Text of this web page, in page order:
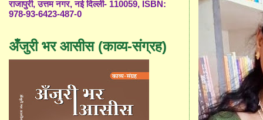
राजापुरी, उत्तम नगर, नई दिल्ली- 110059, ISBN:
978-93-6423-487-0
अँजुरी भर आसीस (काव्य-संग्रह)